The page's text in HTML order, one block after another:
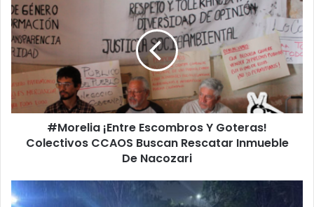
¡Entre
Escombros
Y
Goteras!
Colectivos
CCAOS
Buscan
Rescatar
Inmueble#Morelia ¡Entre Escombros Y Goteras!
Colectivos CCAOS Buscan Rescatar Inmueble
De Nacozari
Tormenta
Eléctrica